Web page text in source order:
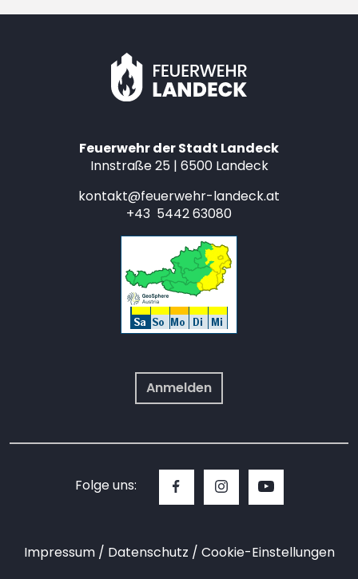
Feuerwehr der Stadt Landeck
Innstraße 25 | 6500 Landeck
kontakt@feuerwehr-landeck.at
+43 5442 63080
Anmelden
Folge uns:
Impressum Datenschutz Cookie-Einstellungen